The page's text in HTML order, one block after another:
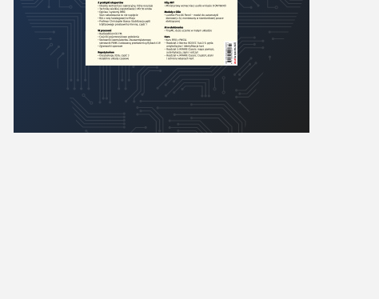
Pomiary i testy
Projektowanie
Raspberry Pi